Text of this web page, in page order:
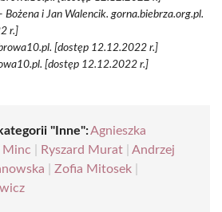
Bożena i Jan Walencik. gorna.biebrza.org.pl.
r.]
[dostęp 12.12.2022 r.]
[dostęp 12.12.2022 r.]
"Inne":Agnieszka
Minc Ryszard Murat
Andrzej
Zofia Mitosek